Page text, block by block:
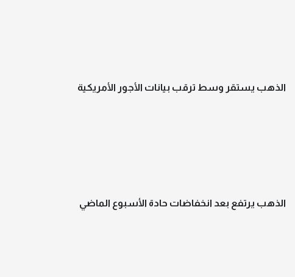
الذهب يستقر وسط ترقب بيانات الأجور الأمريكية
الذهب يرتفع بعد انخفاضات حادة الأسبوع الماضي